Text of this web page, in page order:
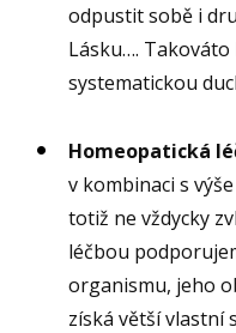
odpustit sobě i
Lásku…. Takováto
systematickou
Homeopatická
v kombinaci s
totiž ne vždycky
léčbou
organismu, jeho
získá větší vlastní